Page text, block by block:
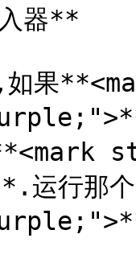
器**
如果
运行那